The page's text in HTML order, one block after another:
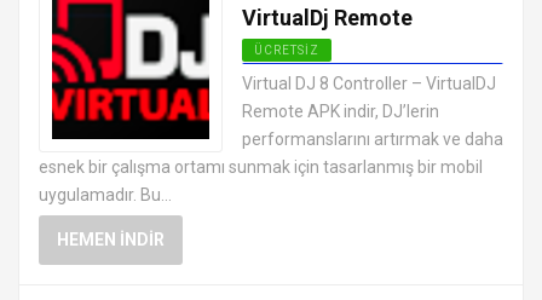
VirtualDj Remote
ÜCRETSIZ
ANDROID SES VE VIDEO
UYGULAMALARI APK
Virtual DJ 8 Controller – VirtualDJ
Remote APK indir, DJ’lerin
performanslarını artırmak ve daha
esnek bir çalışma ortamı sunmak için tasarlanmış bir mobil
uygulamadır. Bu...
HEMEN İNDIR